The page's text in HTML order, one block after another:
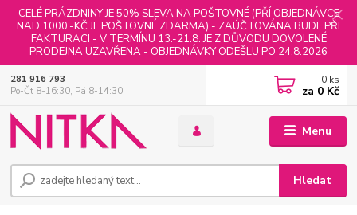
CELÉ PRÁZDNINY JE 50% SLEVA NA POŠTOVNÉ (PŘÍ OBJEDNÁVCE
NAD 1000,-KČ JE POŠTOVNÉ ZDARMA) - ZAÚČTOVÁNA BUDE PŘI
FAKTURACI - V TERMÍNU 13.-21.8. JE Z DŮVODU DOVOLENÉ
PRODEJNA UZAVŘENA - OBJEDNÁVKY ODEŠLU PO 24.8.2026
Menu
Hledat
281 916 793
Po-Čt 8-16:30, Pá 8-14:30
0 ks
za 0 Kč